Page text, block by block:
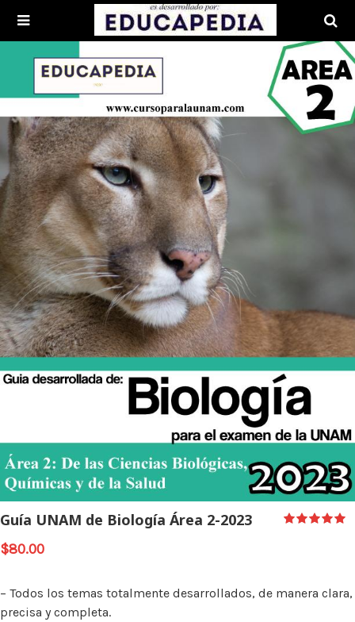
Guía UNAM de Biología Área 2-2023
$80.00
– Todos los temas totalmente desarrollados, de manera clara,
precisa y completa.